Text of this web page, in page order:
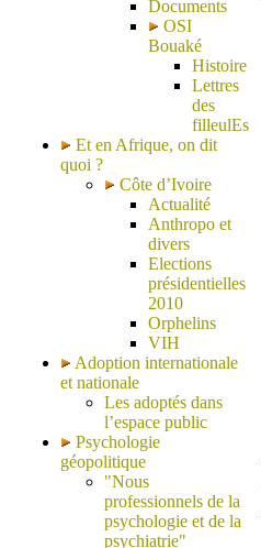
Documents
OSI
Bouaké
Histoire
Lettres
des
filleulEs
Et en Afrique, on dit
quoi ?
Côte d’Ivoire
Actualité
Anthropo et
divers
Elections
présidentielles
2010
Orphelins
VIH
Adoption internationale
et nationale
Les adoptés dans
l’espace public
Psychologie
géopolitique
"Nous
professionnels de la
psychologie et de la
psychiatrie"